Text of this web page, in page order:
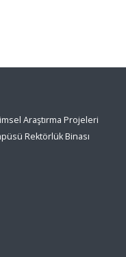
Araştırma Projeleri
Rektörlük Binası